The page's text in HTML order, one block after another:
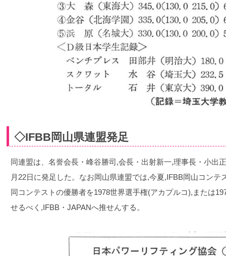
◇IFBB岡山県連盟発足
同連盟は、名誉会長・峰谷勝司,会長・出射新一,理事長・小出
月22日に発足した。なお岡山県連盟では,今夏,IFBB岡山コンテ
同コンテストの優勝者を1978世界選手権(アカプルコ),または
せるべく,IFBB・JAPANへ推せんする。